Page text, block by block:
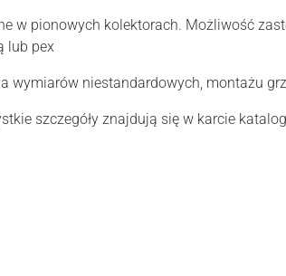
w pionowych kolektorach. Możliwość
lub pex
wymiarów niestandardowych, montażu
szczegóły znajdują się w karcie